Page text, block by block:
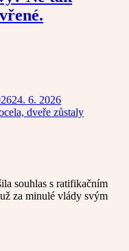
24. 6. 2026
souhlas s ratifikačním
za minulé vlády svým